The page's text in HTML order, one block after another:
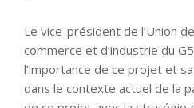
Le vice-président de l’Union
commerce et d’industrie du
l’importance de ce projet et
dans le contexte actuel de la